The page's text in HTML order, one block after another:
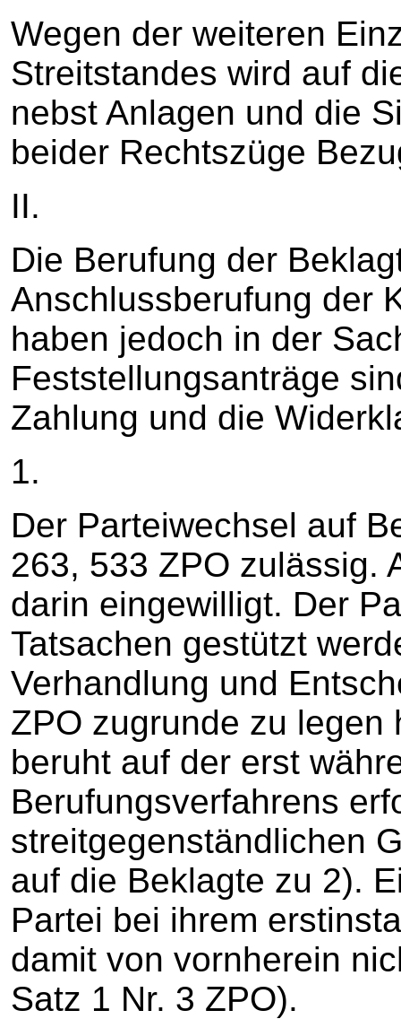
Wegen der weiteren
Streitstandes wird auf
nebst Anlagen und die
beider Rechtszüge
II.
Die Berufung der
Anschlussberufung der
haben jedoch in der
Feststellungsanträge
Zahlung und die
1.
Der Parteiwechsel auf
263, 533 ZPO zulässig.
darin eingewilligt. Der
Tatsachen gestützt
Verhandlung und
ZPO zugrunde zu legen
beruht auf der erst
Berufungsverfahrens
streitgegenständlichen
auf die Beklagte zu 2).
Partei bei ihrem
damit von vornherein
Satz 1 Nr. 3 ZPO).